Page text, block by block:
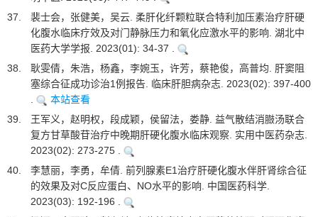
37.
裴士会，张健美，吴云. 柔肝化纤颗粒联合特利加压素治疗肝硬
化腹水临床疗效及对门静脉压力和氧化应激水平的影响. 湖北中
医药大学学报. 2023(01): 34-37 .
38.
耿雯倩，朱浩，杨鑫，李婉玉，许芳，蔡艳俊，高普均. 肝窦阻
塞综合征成功诊治1例报告. 临床肝胆病杂志. 2023(02): 397-400
.
本站查看
39.
王军义，赵明权，段成颖，侯留法，娄静. 益气散结消臌汤联合
复方甘草酸苷治疗中晚期肝硬化腹水临床观察. 实用中医药杂志.
2023(02): 273-275 .
40.
李慧丽，李勇，牟倩. 前列腺素E1治疗肝硬化腹水伴肝肾综合征
的效果及对C反应蛋白、NO水平的影响. 中国医药科学.
2023(03): 192-196 .